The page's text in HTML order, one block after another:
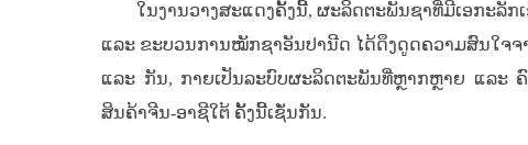
ໃນງານວາງສະແດງຄັ້ງນີ້, ຜະລິດຕະພັນຊາທີ່ມີເອກະລັ
ແລະ ຂະບວນການໝັກຊາອັນປານີດ ໄດ້ດຶງດູດຄວາມສົນໃຈ
ແລະ ກັນ, ກາຍເປັນລະບົບຜະລິດຕະພັນທີ່ຫຼາກຫຼາຍ ແລະ ຄົ
ສິນຄ້າຈີນ-ອາຊີໃຕ້ ຄັ້ງນີ້ເຊັ່ນກັນ.